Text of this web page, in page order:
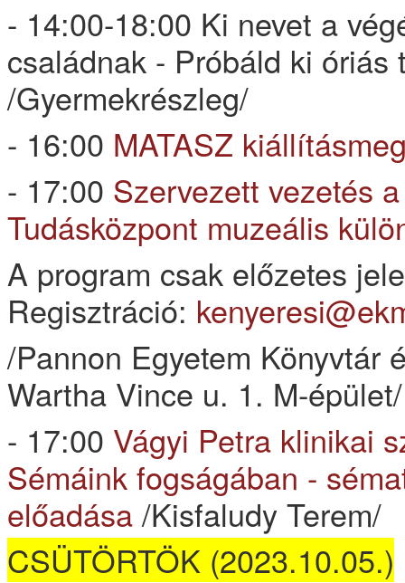
- 14:00-18:00 Ki nevet a
családnak - Próbáld ki óriás
/Gyermekrészleg/
- 16:00 MATASZ
- 17:00 Szervezett vezetés
Tudásközpont muzeális
A program csak előzetes
Regisztráció:
/Pannon Egyetem Könyvtár
Wartha Vince u. 1. M-épület/
- 17:00 Vágyi Petra klinikai
Sémáink fogságában -
előadása/Kisfaludy Terem/
CSÜTÖRTÖK (2023.10.05.)